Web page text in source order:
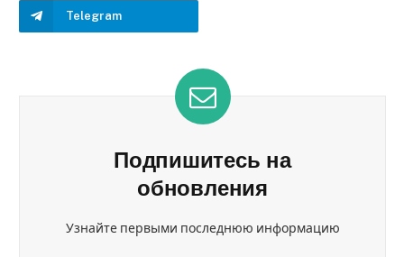
Telegram
Подпишитесь на
обновления
Узнайте первыми последнюю информацию